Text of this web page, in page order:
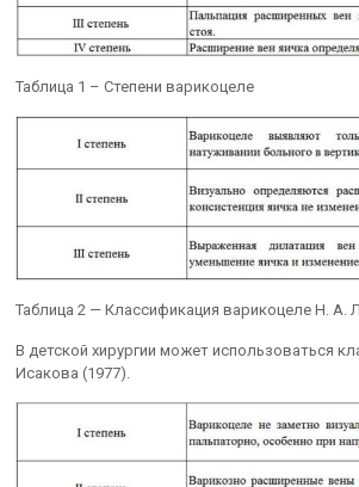
Таблица 1 – Степени варикоцеле
Таблица 2 — Классификация варикоцеле Н. А.
В детской хирургии может использоваться
Исакова (1977).